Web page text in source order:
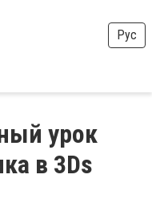
Рус
урок
в 3Ds